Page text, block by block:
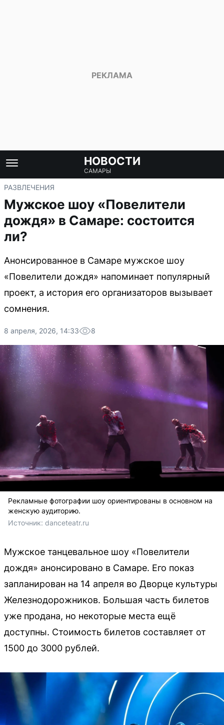
НОВОСТИ
САМАРЫ
РАЗВЛЕЧЕНИЯ
Мужское шоу «Повелители
дождя» в Самаре: состоится
ли?
Анонсированное в Самаре мужское шоу
«Повелители дождя» напоминает популярный
проект, а история его организаторов вызывает
сомнения.
8 апреля, 2026, 14:33 8
Рекламные фотографии шоу ориентированы в основном на
женскую аудиторию.
Источник: danceteatr.ru
Мужское танцевальное шоу «Повелители
дождя» анонсировано в Самаре. Его показ
запланирован на 14 апреля во Дворце культуры
Железнодорожников. Большая часть билетов
уже продана, но некоторые места ещё
доступны. Стоимость билетов составляет от
1500 до 3000 рублей.